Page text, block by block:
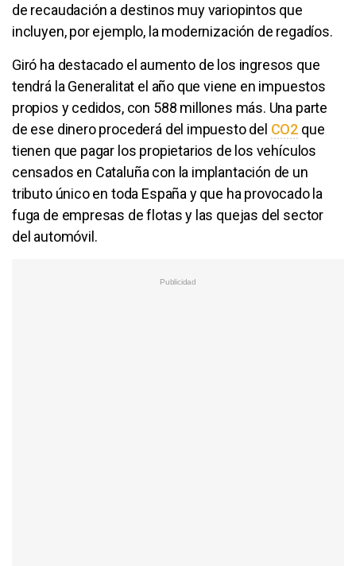
de recaudación a destinos muy variopintos que
incluyen, por ejemplo, la modernización de regadíos.
Giró ha destacado el aumento de los ingresos que
tendrá la Generalitat el año que viene en impuestos
propios y cedidos, con 588 millones más. Una parte
de ese dinero procederá del impuesto del CO2 ​ que
tienen que pagar los propietarios de los vehículos
censados en Cataluña con la implantación de un
tributo único en toda España y que ha provocado la
fuga de empresas de flotas y las quejas del sector
del automóvil.